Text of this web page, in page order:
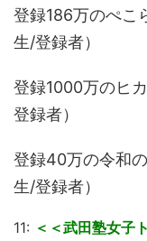
登録186万のぺこ
生/登録者）
登録1000万のヒ
登録者）
登録40万の令和
生/登録者）
11: ＜＜武田塾女子